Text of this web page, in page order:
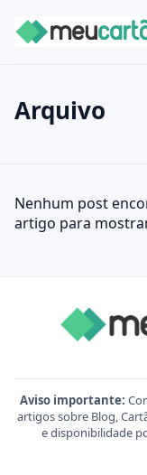
Cartão de crédito
Finanças
Buscar no
Pressione Enter
Arquivo
Posts
Nenhum post
artigo para
Aviso importante:
artigos sobre Blog,
e disponibilidade